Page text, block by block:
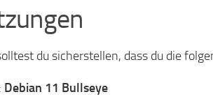
du sicherstellen, dass du die
Debian 11 Bullseye